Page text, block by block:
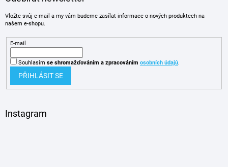
Vložte svůj e-mail a my vám budeme zasílat informace o nových produktech na
našem e-shopu.
E-mail
Souhlasím se shromažďováním a zpracováním osobních údajů.
PŘIHLÁSIT SE
Instagram